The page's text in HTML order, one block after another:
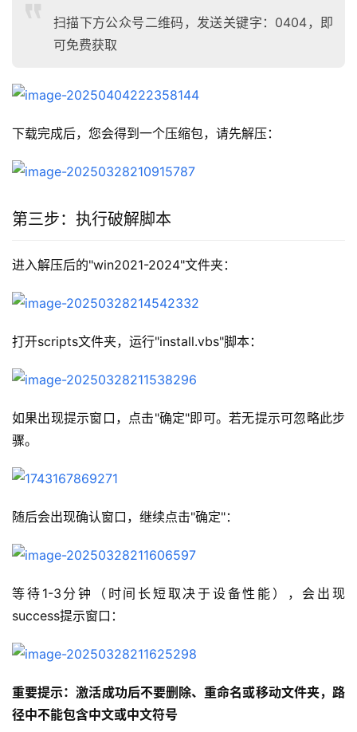
扫描下方公众号二维码，发送关键字：0404，即
可免费获取
下载完成后，您会得到一个压缩包，请先解压：
第三步：执行破解脚本
进入解压后的"win2021-2024"文件夹：
打开scripts文件夹，运行"install.vbs"脚本：
如果出现提示窗口，点击"确定"即可。若无提示可忽略此步
骤。
随后会出现确认窗口，继续点击"确定"：
等待1-3分钟（时间长短取决于设备性能），会出现
success提示窗口：
重要提示：激活成功后不要删除、重命名或移动文件夹，路
径中不能包含中文或中文符号